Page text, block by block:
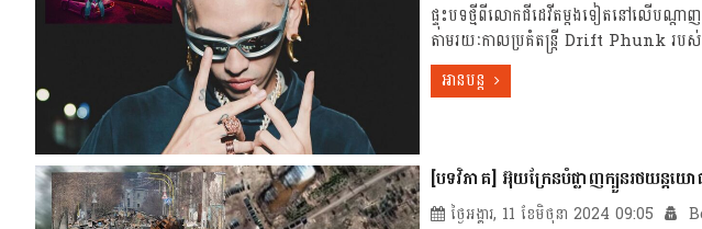
ផ្ទុះបទថ្មីពីលោកជីដេវីតម្តងទៀតនៅលើបណ្ត
តាមរយៈកាលប្រគំតន្រ្តី Drift Phunk រប
អានបន្ត
[បទវិភាគ] អ៊ុយក្រែនបំផ្លាញក្បួនរថយន្តយ
ថ្ងៃអង្គារ, 11 ខែមិថុនា 2024 09:05